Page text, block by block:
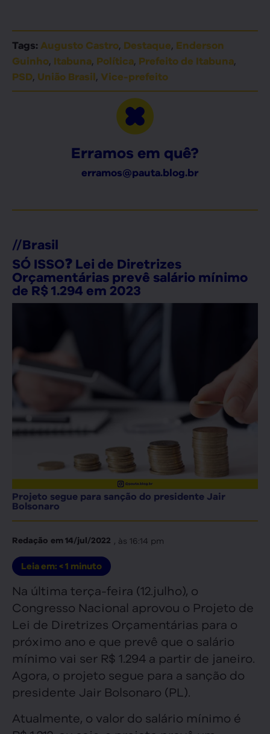
Tags: Augusto Castro, Destaque, Enderson
Guinho, Itabuna, Política, Prefeito de Itabuna,
PSD, União Brasil, Vice-prefeito
Erramos em quê?
erramos@pauta.blog.br
//Brasil
SÓ ISSO❓ Lei de Diretrizes
Orçamentárias prevê salário mínimo
de R$ 1.294 em 2023
Projeto segue para sanção do presidente Jair
Bolsonaro
Redação em14/jul/2022 , às 16:14 pm
Leia em: < 1 minuto
Na última terça-feira (12.julho), o
Congresso Nacional aprovou o Projeto de
Lei de Diretrizes Orçamentárias para o
próximo ano e que prevê que o salário
mínimo vai ser R$ 1.294 a partir de janeiro.
Agora, o projeto segue para a sanção do
presidente Jair Bolsonaro (PL).
Atualmente, o valor do salário mínimo é